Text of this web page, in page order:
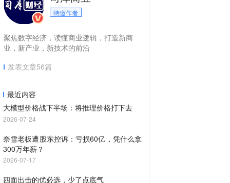
特邀作者
聚焦数字经济，读懂商业逻辑，打造新商
业，新产业，新技术的前沿
发表文章56篇
最近内容
大模型价格战下半场：将推理价格打下去
2026-07-24
奈雪老板遭股东控诉：亏损60亿，凭什么拿
300万年薪？
2026-07-17
四面出击的优必选，少了点底气